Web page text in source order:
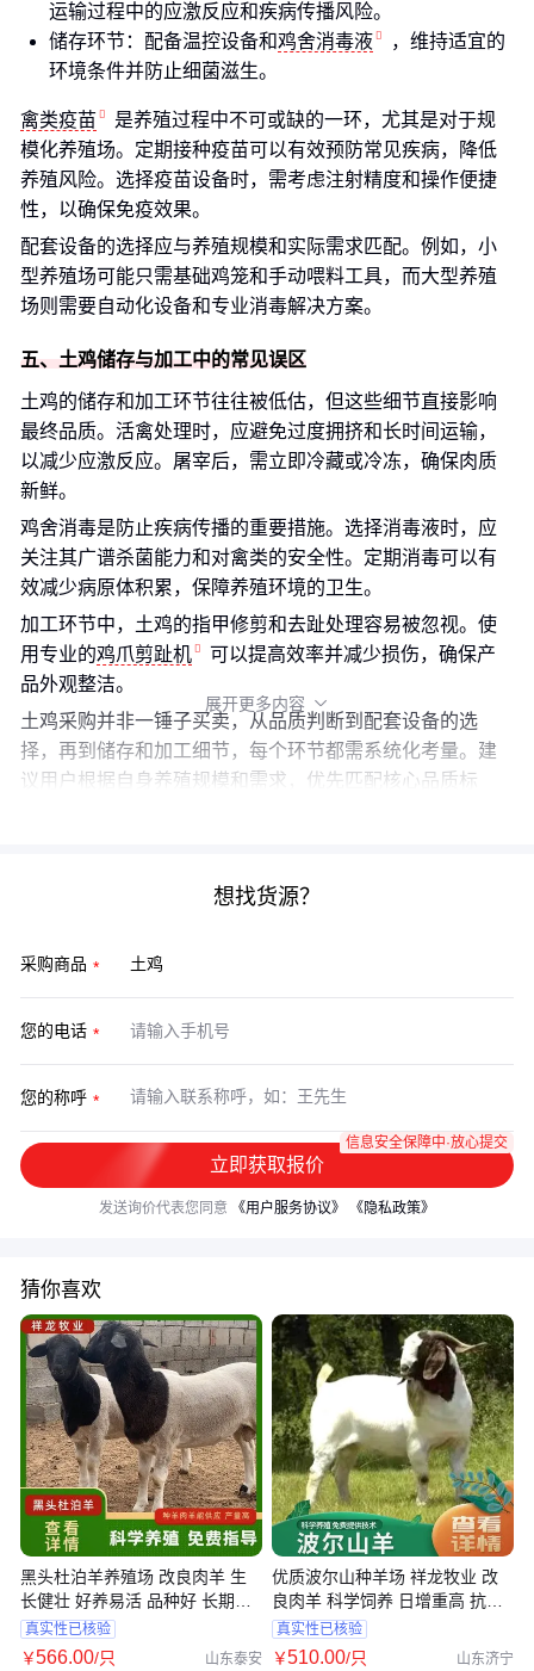
运输过程中的应激反应和疾病传播风险。
储存环节：配备温控设备和鸡舍消毒液
，维持适宜的
环境条件并防止细菌滋生。
禽类疫苗
是养殖过程中不可或缺的一环，尤其是对于规
模化养殖场。定期接种疫苗可以有效预防常见疾病，降低
养殖风险。选择疫苗设备时，需考虑注射精度和操作便捷
性，以确保免疫效果。
配套设备的选择应与养殖规模和实际需求匹配。例如，小
型养殖场可能只需基础鸡笼和手动喂料工具，而大型养殖
场则需要自动化设备和专业消毒解决方案。
五、土鸡储存与加工中的常见误区
土鸡的储存和加工环节往往被低估，但这些细节直接影响
最终品质。活禽处理时，应避免过度拥挤和长时间运输，
以减少应激反应。屠宰后，需立即冷藏或冷冻，确保肉质
新鲜。
鸡舍消毒是防止疾病传播的重要措施。选择消毒液时，应
关注其广谱杀菌能力和对禽类的安全性。定期消毒可以有
效减少病原体积累，保障养殖环境的卫生。
加工环节中，土鸡的指甲修剪和去趾处理容易被忽视。使
用专业的鸡爪剪趾机
可以提高效率并减少损伤，确保产
品外观整洁。
土鸡采购并非一锤子买卖，从品质判断到配套设备的选
择，再到储存和加工细节，每个环节都需系统化考量。建
议用户根据自身养殖规模和需求，优先匹配核心品质标
展开更多内容 
想找货源？
采购商品
您的电话
您的称呼
立即获取报价
信息安全保障中·放心提交
发送询价代表您同意 《用户服务协议》 《隐私政策》
猜你喜欢
黑头杜泊羊养殖场 改良肉羊 生
长健壮 好养易活 品种好 长期出
售 包技术
真实性已核验
￥566.00/只 山东泰安
优质波尔山种羊场 祥龙牧业 改
良肉羊 科学饲养 日增重高 抗病
强 发育快
真实性已核验
￥510.00/只 山东济宁